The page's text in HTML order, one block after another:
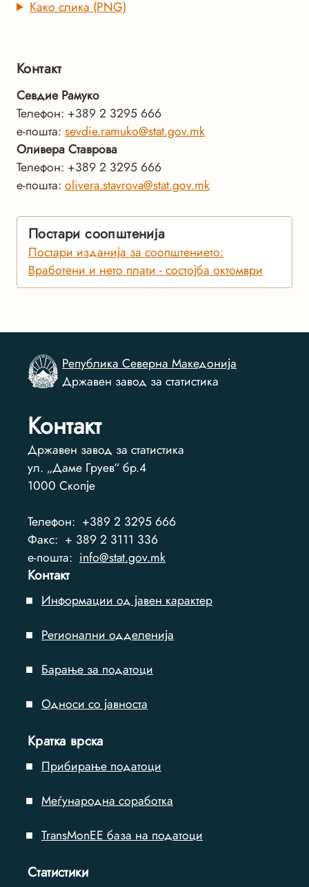
Како слика (PNG)
Контакт
Севдие Рамуко
Телефон: +389 2 3295 666
е-пошта: sevdie.ramuko@stat.gov.mk
Оливера Ставрова
Телефон: +389 2 3295 666
е-пошта: olivera.stavrova@stat.gov.mk
Постари соопштенија
Постари изданија за соопштението:
Вработени и нето плати - состојба октомври
Република Северна Македонија
Државен завод за статистика
Контакт
Државен завод за статистика
ул. „Даме Груев“ бр.4
1000 Скопје
Телефон: +389 2 3295 666
Факс: + 389 2 3111 336
e-пошта: info@stat.gov.mk
Контакт
Информации од јавен карактер
Регионални одделенија
Барање за податоци
Односи со јавноста
Кратка врска
Прибирање податоци
Меѓународна соработка
TransMonEE база на податоци
Статистики